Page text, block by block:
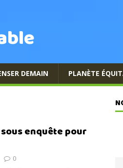
DEMAIN PLANÈTE
enquête pour
0